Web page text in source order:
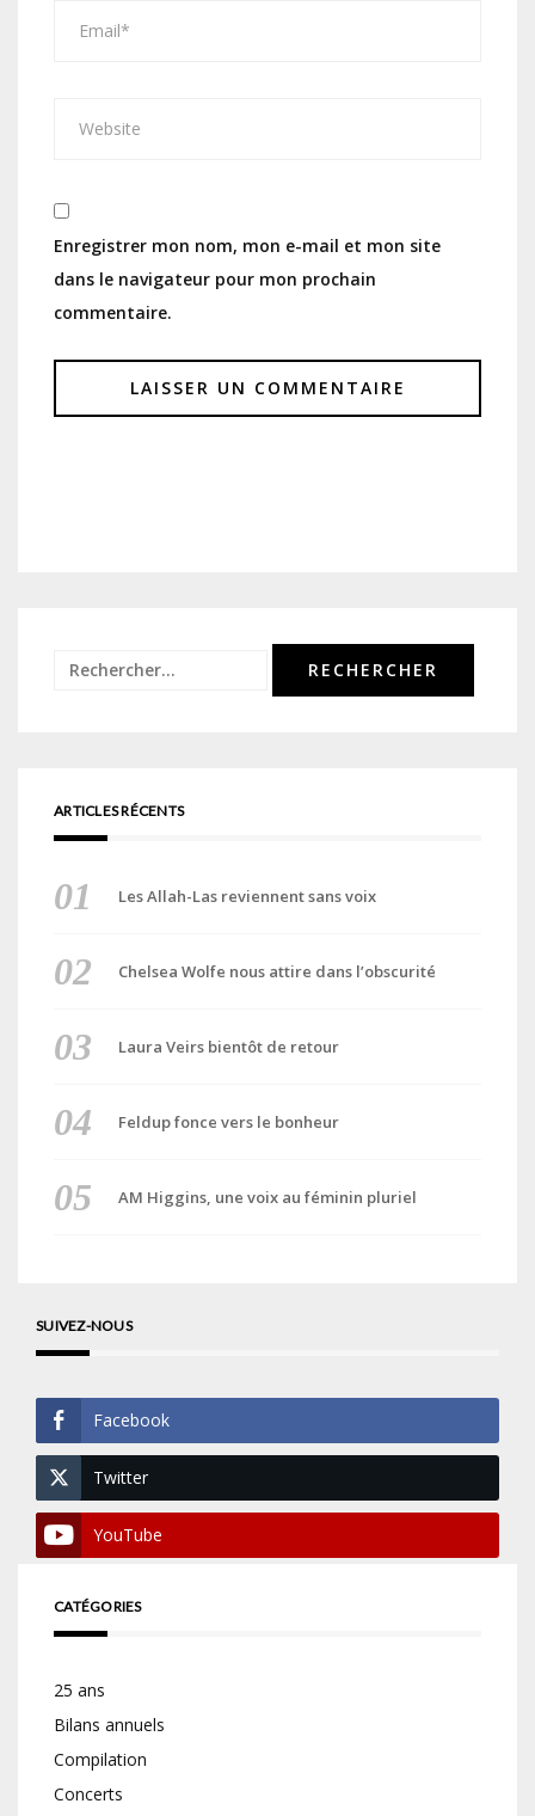
Enregistrer mon nom, mon e-mail et mon site
dans le navigateur pour mon prochain
commentaire.
Rechercher :
ARTICLES RÉCENTS
Les Allah-Las reviennent sans voix
Chelsea Wolfe nous attire dans l’obscurité
Laura Veirs bientôt de retour
Feldup fonce vers le bonheur
AM Higgins, une voix au féminin pluriel
SUIVEZ-NOUS
Facebook
Twitter
YouTube
CATÉGORIES
25 ans
Bilans annuels
Compilation
Concerts